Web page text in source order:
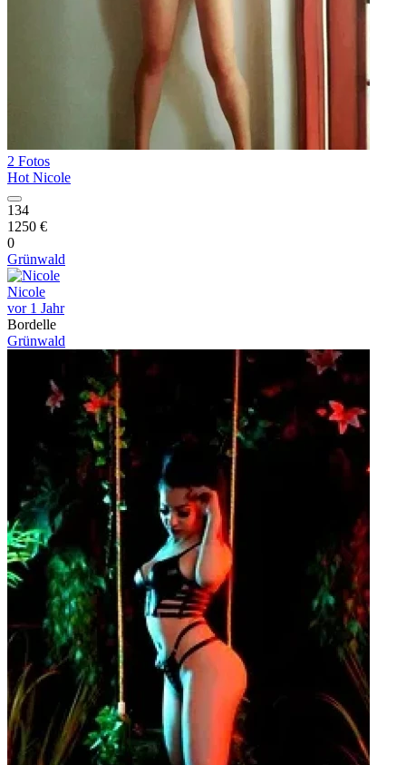
2 Fotos
Hot Nicole
134
1250 €
0
Grünwald
Nicole
vor 1 Jahr
Bordelle
Grünwald